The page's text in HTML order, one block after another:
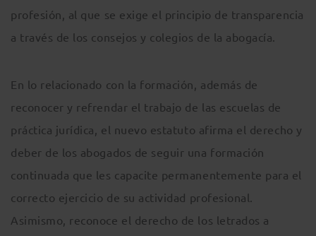
profesión, al que se exige el principio de transparencia
a través de los consejos y colegios de la abogacía.
En lo relacionado con la formación, además de
reconocer y refrendar el trabajo de las escuelas de
práctica jurídica, el nuevo estatuto afirma el derecho y
deber de los abogados de seguir una formación
continuada que les capacite permanentemente para el
correcto ejercicio de su actividad profesional.
Asimismo, reconoce el derecho de los letrados a